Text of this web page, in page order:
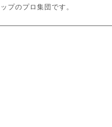
ップのプロ集団です。